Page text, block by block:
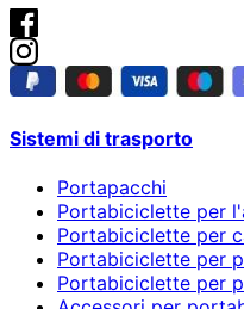
Sistemi di trasporto
Portapacchi
Portabiciclette per
Portabiciclette per
Portabiciclette per
Portabiciclette per